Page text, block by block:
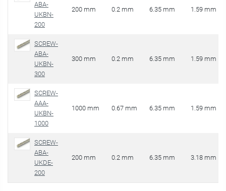
ABA-
UKBN-
200
200 mm 0.2 mm 6.35 mm 1.59 mm
SCREW-
ABA-
UKBN-
300
300 mm 0.2 mm 6.35 mm 1.59 mm
SCREW-
AAA-
UKBN-
1000
1000 mm 0.67 mm 6.35 mm 1.59 mm
SCREW-
ABA-
UKDE-
200
200 mm 0.2 mm 6.35 mm 3.18 mm